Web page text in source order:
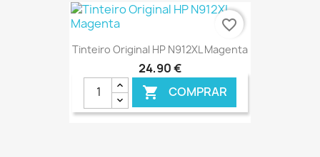
Tinteiro Original HP N912XL Magenta
24,90 €
 COMPRAR
favorite_border